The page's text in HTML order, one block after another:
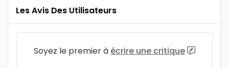
Les Avis Des Utilisateurs
Soyez le premier à écrire une critique